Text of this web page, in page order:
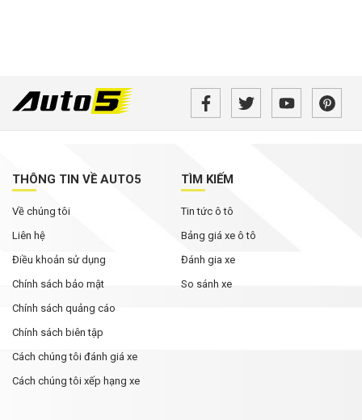
THÔNG TIN VỀ AUTO5
Về chúng tôi
Liên hệ
Điều khoản sử dụng
Chính sách bảo mật
Chính sách quảng cáo
Chính sách biên tập
Cách chúng tôi đánh giá xe
Cách chúng tôi xếp hạng xe
TÌM KIẾM
Tin tức ô tô
Bảng giá xe ô tô
Đánh gia xe
So sánh xe